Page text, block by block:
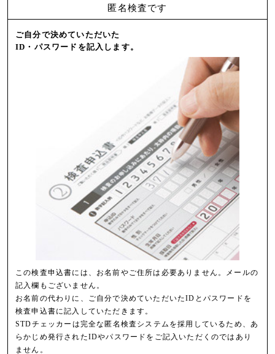
匿名検査です
ご自分で決めていただいた
ID・パスワードを記入します。
この検査申込書には、お名前やご住所は必要ありません。メールの
記入欄もございません。
お名前の代わりに、ご自分で決めていただいたIDとパスワードを
検査申込書に記入していただきます。
STDチェッカーは完全な匿名検査システムを採用しているため、あ
らかじめ発行されたIDやパスワードをご記入いただくのではあり
ません。